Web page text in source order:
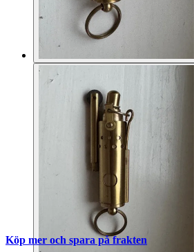
Köp mer och spara på frakten